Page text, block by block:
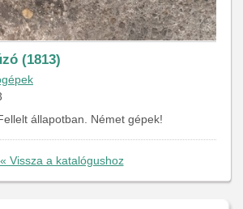
(1813)
állapotban. Német gépek!
« Vissza a katalógushoz